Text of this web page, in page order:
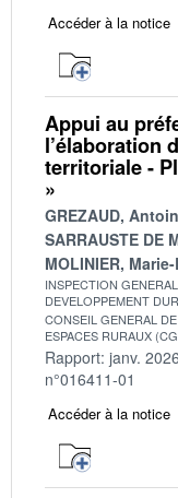
Accéder à la notice
Appui au
l’élaboration
territoriale -
»
GREZAUD,
SARRAUSTE DE
MOLINIER,
INSPECTION
DEVELOPPEMENT
CONSEIL GENERAL
ESPACES RURAUX
Rapport: janv. 2026
n°016411-01
Accéder à la notice